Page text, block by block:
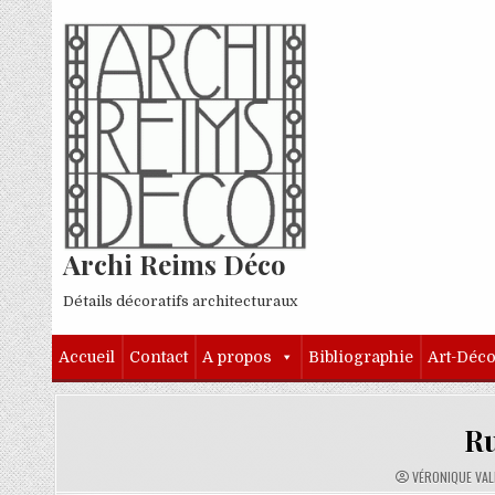
Skip to content
Archi Reims Déco
Détails décoratifs architecturaux
Accueil Contact A propos Bibliographie Art-Déco
AUTHOR:
VÉRONIQUE